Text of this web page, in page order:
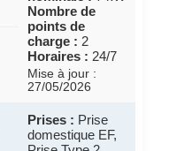
Nombre de
points de
charge : 2
Horaires : 24/7
Mise à jour :
27/05/2026
Prises : Prise
domestique EF,